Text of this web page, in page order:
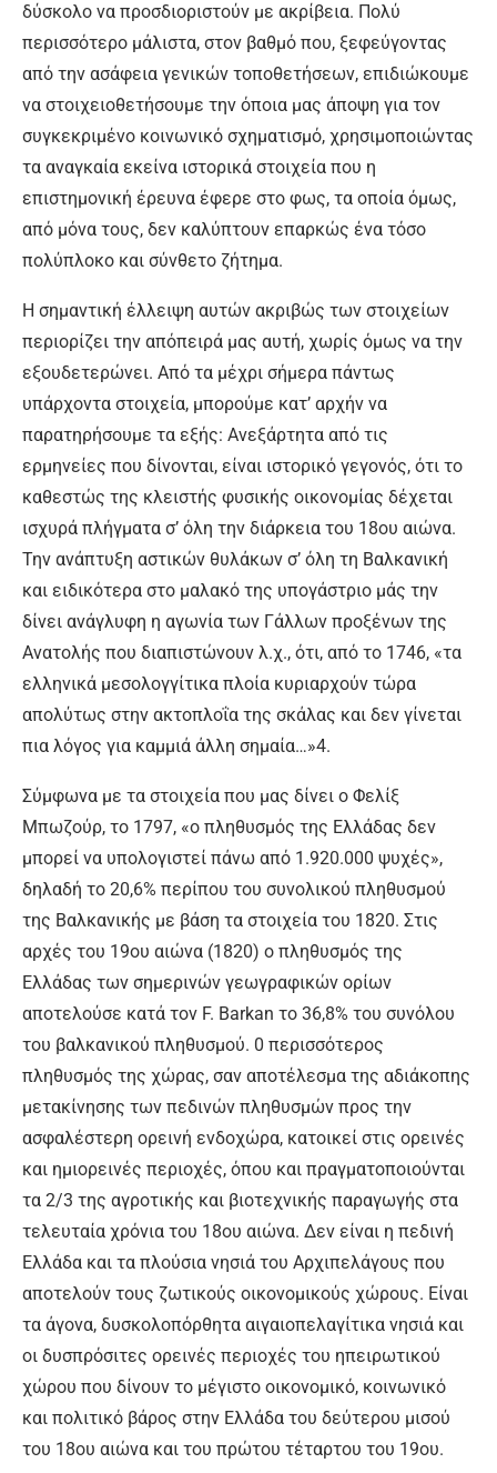
δύσκολο να προσδιοριστούν με ακρίβεια. Πολύ
περισσότερο μάλιστα, στον βαθμό που, ξεφεύγοντας
από την ασάφεια γενικών τοποθετήσεων, επιδιώκουμε
να στοιχειοθετήσουμε την όποια μας άποψη για τον
συγκεκριμένο κοινωνικό σχηματισμό, χρησιμοποιώντας
τα αναγκαία εκείνα ιστορικά στοιχεία που η
επιστημονική έρευνα έφερε στο φως, τα οποία όμως,
από μόνα τους, δεν καλύπτουν επαρκώς ένα τόσο
πολύπλοκο και σύνθετο ζήτημα.
Η σημαντική έλλειψη αυτών ακριβώς των στοιχείων
περιορίζει την απόπειρά μας αυτή, χωρίς όμως να την
εξουδετερώνει. Από τα μέχρι σήμερα πάντως
υπάρχοντα στοιχεία, μπορούμε κατ’ αρχήν να
παρατηρήσουμε τα εξής: Ανεξάρτητα από τις
ερμηνείες που δίνονται, είναι ιστορικό γεγονός, ότι το
καθεστώς της κλειστής φυσικής οικονομίας δέχεται
ισχυρά πλήγματα σ’ όλη την διάρκεια του 18ου αιώνα.
Την ανάπτυξη αστικών θυλάκων σ’ όλη τη Βαλκανική
και ειδικότερα στο μαλακό της υπογάστριο μάς την
δίνει ανάγλυφη η αγωνία των Γάλλων προξένων της
Ανατολής που διαπιστώνουν λ.χ., ότι, από το 1746, «τα
ελληνικά μεσολογγίτικα πλοία κυριαρχούν τώρα
απολύτως στην ακτοπλοΐα της σκάλας και δεν γίνεται
πια λόγος για καμμιά άλλη σημαία…»4.
Σύμφωνα με τα στοιχεία που μας δίνει ο Φελίξ
Μπωζούρ, το 1797, «ο πληθυσμός της Ελλάδας δεν
μπορεί να υπολογιστεί πάνω από 1.920.000 ψυχές»,
δηλαδή το 20,6% περίπου του συνολικού πληθυσμού
της Βαλκανικής με βάση τα στοιχεία του 1820. Στις
αρχές του 19ου αιώνα (1820) ο πληθυσμός της
Ελλάδας των σημερινών γεωγραφικών ορίων
αποτελούσε κατά τον F. Barkan το 36,8% του συνόλου
του βαλκανικού πληθυσμού. 0 περισσότερος
πληθυσμός της χώρας, σαν αποτέλεσμα της αδιάκοπης
μετακίνησης των πεδινών πληθυσμών προς την
ασφαλέστερη ορεινή ενδοχώρα, κατοικεί στις ορεινές
και ημιορεινές περιοχές, όπου και πραγματοποιούνται
τα 2/3 της αγροτικής και βιοτεχνικής παραγωγής στα
τελευταία χρόνια του 18ου αιώνα. Δεν είναι η πεδινή
Ελλάδα και τα πλούσια νησιά του Αρχιπελάγους που
αποτελούν τους ζωτικούς οικονομικούς χώρους. Είναι
τα άγονα, δυσκολοπόρθητα αιγαιοπελαγίτικα νησιά και
οι δυσπρόσιτες ορεινές περιοχές του ηπειρωτικού
χώρου που δίνουν το μέγιστο οικονομικό, κοινωνικό
και πολιτικό βάρος στην Ελλάδα του δεύτερου μισού
του 18ου αιώνα και του πρώτου τέταρτου του 19ου.